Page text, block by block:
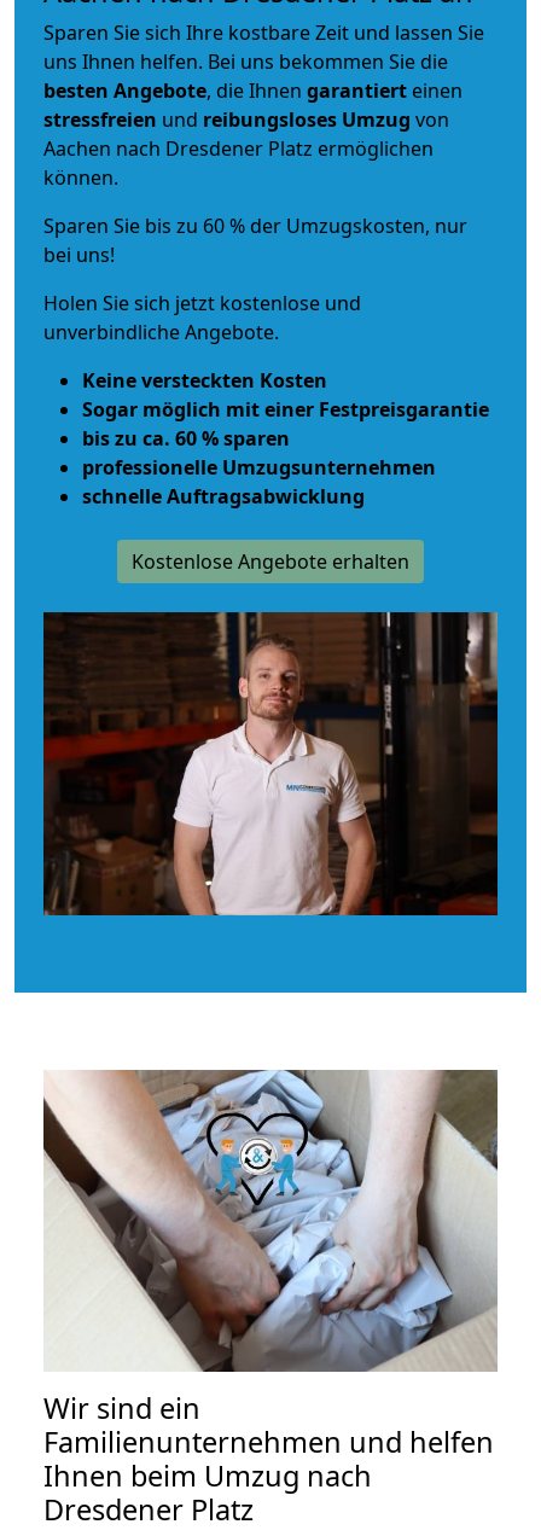
Sparen Sie sich Ihre kostbare Zeit und lassen Sie
uns Ihnen helfen. Bei uns bekommen Sie die
besten Angebote, die Ihnen garantiert einen
stressfreien und reibungsloses Umzug von
Aachen nach Dresdener Platz ermöglichen
können.
Sparen Sie bis zu 60 % der Umzugskosten, nur
bei uns!
Holen Sie sich jetzt kostenlose und
unverbindliche Angebote.
Keine versteckten Kosten
Sogar möglich mit einer Festpreisgarantie
bis zu ca. 60 % sparen
professionelle Umzugsunternehmen
schnelle Auftragsabwicklung
Kostenlose Angebote erhalten
Wir sind ein
Familienunternehmen und helfen
Ihnen beim Umzug nach
Dresdener Platz